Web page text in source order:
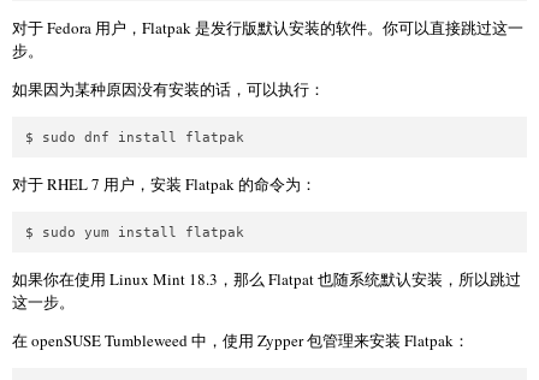
对于 Fedora 用户，Flatpak 是发行版默认安装的软件。你可以直接跳过这一
步。
如果因为某种原因没有安装的话，可以执行：
$ sudo dnf install flatpak
对于 RHEL 7 用户，安装 Flatpak 的命令为：
$ sudo yum install flatpak
如果你在使用 Linux Mint 18.3，那么 Flatpat 也随系统默认安装，所以跳过
这一步。
在 openSUSE Tumbleweed 中，使用 Zypper 包管理来安装 Flatpak：